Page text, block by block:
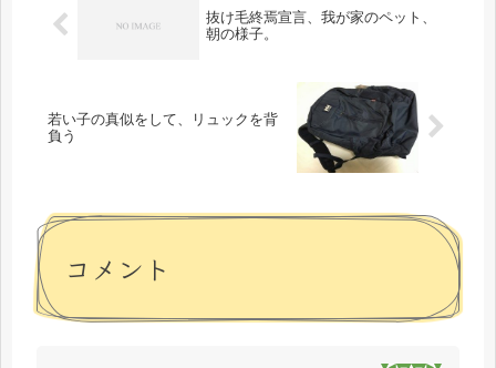
抜け毛終焉宣言、我が家のペット、
朝の様子。
若い子の真似をして、リュックを背
負う
コメント